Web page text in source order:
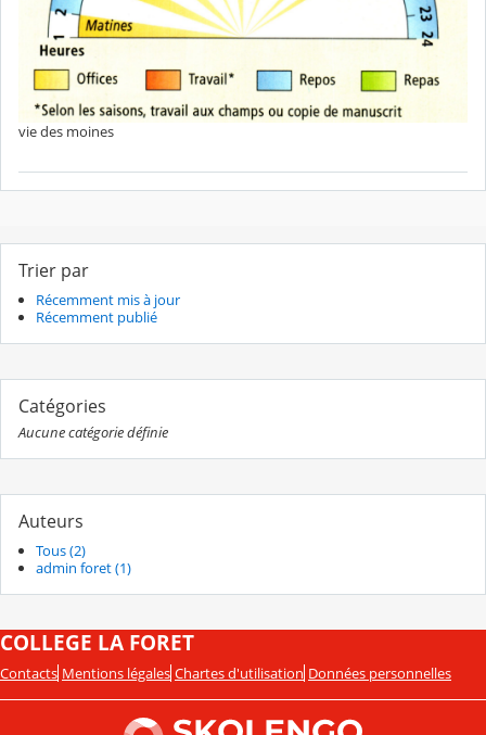
vie des moines
Trier par
Récemment mis à jour
Récemment publié
Catégories
Aucune catégorie définie
Auteurs
Tous (2)
admin foret (1)
COLLEGE LA FORET
Contacts Mentions légales Chartes d'utilisation Données personnelles